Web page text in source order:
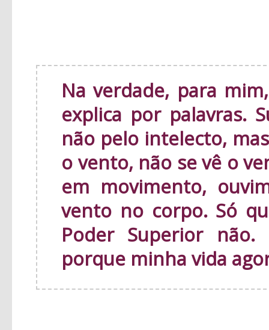
Na verdade, para
explica por palavras.
não pelo intelecto,
o vento, não se vê o
em movimento,
vento no corpo. Só
Poder Superior
porque minha vida